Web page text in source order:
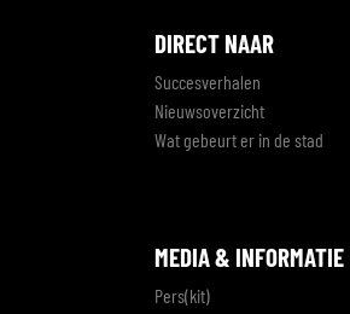
DIRECT NAAR
Succesverhalen
Nieuwsoverzicht
Wat gebeurt er in de stad
MEDIA & INFORMATIE
Pers(kit)